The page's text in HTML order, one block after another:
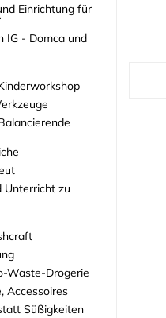
Einrichtung für
IG - Domca und
Unterricht zu
Waste-Drogerie
Accessoires
Süßigkeiten